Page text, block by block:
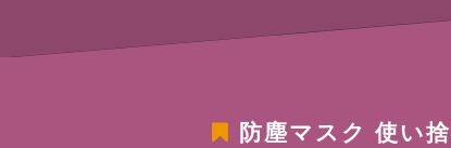
防塵マスク 使い